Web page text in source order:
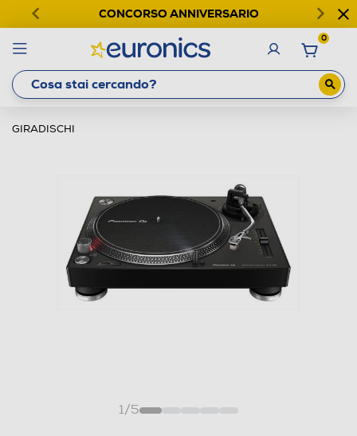
CONCORSO ANNIVERSARIO
0
GIRADISCHI
1/5